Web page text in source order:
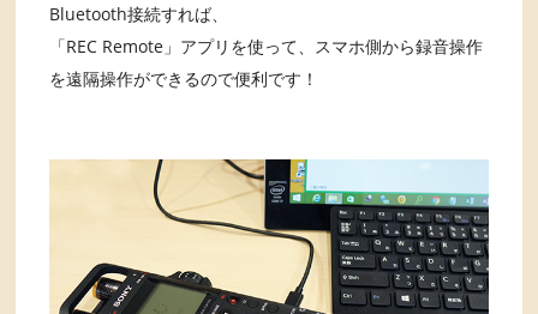
Bluetooth接続すれば、
「REC Remote」アプリを使って、スマホ側から録音操作
を遠隔操作ができるので便利です！